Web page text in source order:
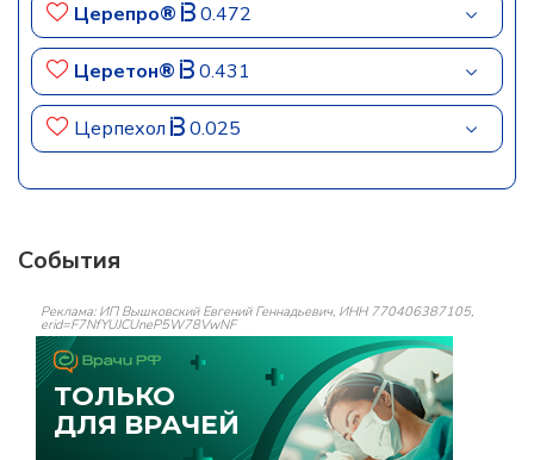
Церепро® 0.472
Церетон® 0.431
Церпехол 0.025
События
Реклама: ИП Вышковский Евгений Геннадьевич, ИНН 770406387105,
erid=F7NfYUJCUneP5W78VwNF